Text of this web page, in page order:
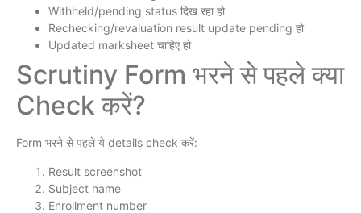
Withheld/pending status दिख रहा हो
Rechecking/revaluation result update pending हो
Updated marksheet चाहिए हो
Scrutiny Form भरने से पहले क्या
Check करें?
Form भरने से पहले ये details check करें:
Result screenshot
Subject name
Enrollment number